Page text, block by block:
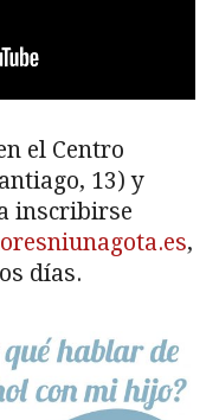
el Centro
13) y
inscribirse
,
días.